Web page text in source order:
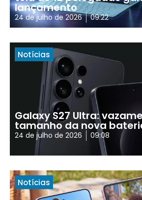
lançamento
24 de julho de 2026 09:22
Notícias
Galaxy S27 Ultra:
tamanho da nova
24 de julho de 2026 09:08
Notícias